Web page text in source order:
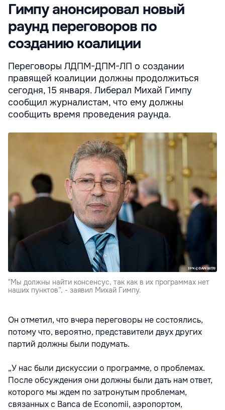
Гимпу анонсировал новый
раунд переговоров по
созданию коалиции
Переговоры ЛДПМ-ДПМ-ЛП о создании
правящей коалиции должны продолжиться
сегодня, 15 января. Либерал Михай Гимпу
сообщил журналистам, что ему должны
сообщить время проведения раунда.
"Мы должны найти консенсус, так как в их программах нет
наших пунктов”, - заявил Михай Гимпу.
Он отметил, что вчера переговоры не состоялись,
потому что, вероятно, представители двух других
партий должны были подумать.
„У нас были дискуссии о программе, о проблемах.
После обсуждения они должны были дать нам ответ,
которого мы ждем по затронутым проблемам,
связанных с Banca de Economii, аэропортом,